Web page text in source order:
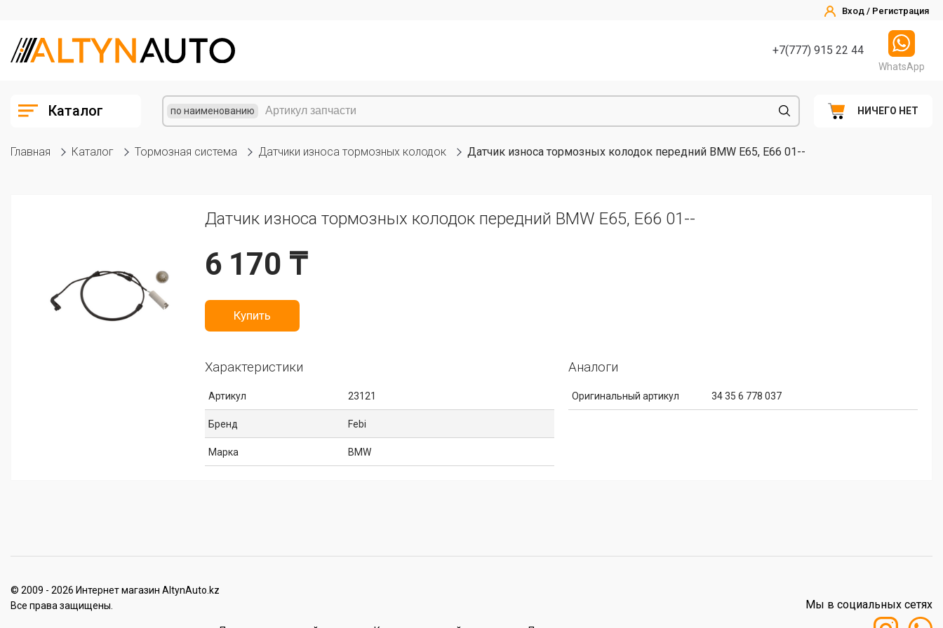
Вход / Регистрация
+7(777) 915 22 44
WhatsApp
Каталог по наименованию НИЧЕГО НЕТ
Главная Каталог Тормозная система Датчики износа тормозных колодок Датчик износа тормозных колодок передний BMW E65, E66 01--
Датчик износа тормозных колодок передний BMW E65, E66 01--
6 170 ₸
Купить
Характеристики
Артикул 23121
Бренд Febi
Марка BMW
Аналоги
Оригинальный артикул 34 35 6 778 037
© 2009 - 2026 Интернет магазин AltynAuto.kz
Все права защищены.
Мы в социальных сетях